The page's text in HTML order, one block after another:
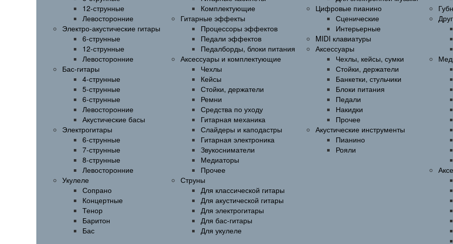
12-струнные
Левосторонние
Электро-акустические гитары
6-струнные
12-струнные
Левосторонние
Бас-гитары
4-струнные
5-струнные
6-струнные
Левосторонние
Акустические басы
Электрогитары
6-струнные
7-струнные
8-струнные
Левосторонние
Укулеле
Сопрано
Концертные
Тенор
Баритон
Бас
Комплектующие
Гитарные эффекты
Процессоры эффектов
Педали эффектов
Педалборды, блоки питания
Аксессуары и комплектующие
Чехлы
Кейсы
Стойки, держатели
Ремни
Средства по уходу
Гитарная механика
Слайдеры и каподастры
Гитарная электроника
Звукосниматели
Медиаторы
Прочее
Струны
Для классической гитары
Для акустической гитары
Для электрогитары
Для бас-гитары
Для укулеле
Цифровые пианино
Сценические
Интерьерные
MIDI клавиатуры
Аксессуары
Чехлы, кейсы, сумки
Стойки, держатели
Банкетки, стульчики
Блоки питания
Педали
Накидки
Прочее
Акустические инструменты
Пианино
Рояли